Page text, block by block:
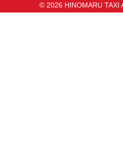
© 2026 HINOMARU TAXI